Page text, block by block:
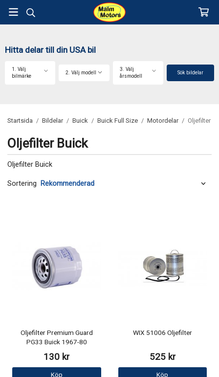
Hitta delar till din USA bil
1. Välj
bilmärke
2. Välj modell
3. Välj
årsmodell
Sök bildelar
Startsida / Bildelar / Buick / Buick Full Size / Motordelar / Oljefilter
Oljefilter Buick
Oljefilter Buick
Sortering
Oljefilter Premium Guard
PG33 Buick 1967-80
130 kr
Köp
WIX 51006 Oljefilter
525 kr
Köp